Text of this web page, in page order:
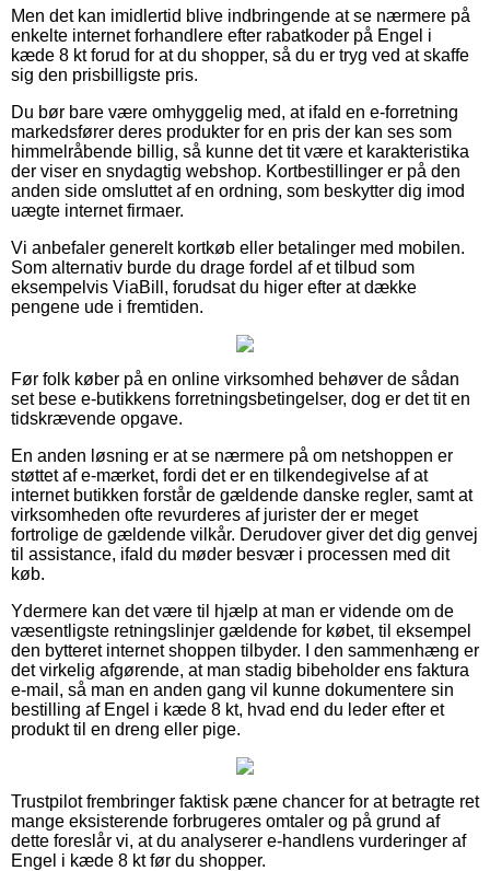
Men det kan imidlertid blive indbringende at se nærmere på
enkelte internet forhandlere efter rabatkoder på Engel i
kæde 8 kt forud for at du shopper, så du er tryg ved at skaffe
sig den prisbilligste pris.
Du bør bare være omhyggelig med, at ifald en e-forretning
markedsfører deres produkter for en pris der kan ses som
himmelråbende billig, så kunne det tit være et karakteristika
der viser en snydagtig webshop. Kortbestillinger er på den
anden side omsluttet af en ordning, som beskytter dig imod
uægte internet firmaer.
Vi anbefaler generelt kortkøb eller betalinger med mobilen.
Som alternativ burde du drage fordel af et tilbud som
eksempelvis ViaBill, forudsat du higer efter at dække
pengene ude i fremtiden.
Før folk køber på en online virksomhed behøver de sådan
set bese e-butikkens forretningsbetingelser, dog er det tit en
tidskrævende opgave.
En anden løsning er at se nærmere på om netshoppen er
støttet af e-mærket, fordi det er en tilkendegivelse af at
internet butikken forstår de gældende danske regler, samt at
virksomheden ofte revurderes af jurister der er meget
fortrolige de gældende vilkår. Derudover giver det dig genvej
til assistance, ifald du møder besvær i processen med dit
køb.
Ydermere kan det være til hjælp at man er vidende om de
væsentligste retningslinjer gældende for købet, til eksempel
den bytteret internet shoppen tilbyder. I den sammenhæng er
det virkelig afgørende, at man stadig bibeholder ens faktura
e-mail, så man en anden gang vil kunne dokumentere sin
bestilling af Engel i kæde 8 kt, hvad end du leder efter et
produkt til en dreng eller pige.
Trustpilot frembringer faktisk pæne chancer for at betragte ret
mange eksisterende forbrugeres omtaler og på grund af
dette foreslår vi, at du analyserer e-handlens vurderinger af
Engel i kæde 8 kt før du shopper.